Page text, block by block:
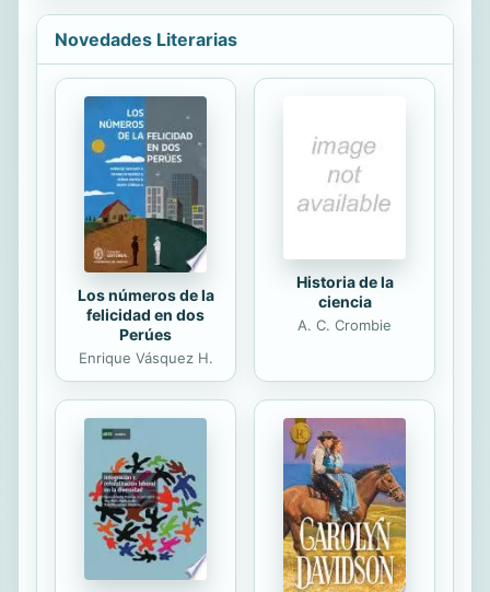
dependencia", se realizó por los
autores del libro en el bienio
por el IMSERSO (Ministerio de
Trabajo y Asuntos Sociales) en el
marco de su acción para el fomento
de la investigación en temas
sociales, se desarrolló en el seno del
Grupo Consolidado de Investigación
sobre temas de Seguridad Social y
Salud Laboral de la ...
Novedades Literarias
Los números de la
felicidad en dos
Perúes
Enrique Vásquez H.
Historia de la
ciencia
A. C. Crombie